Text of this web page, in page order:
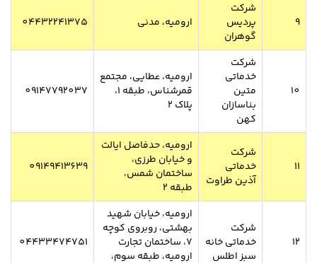
9
شرکت
پردیس
گوهران
ارومیه، مدنی 04432241375
10
شرکت
خدماتی
متین
بناسازان
کهن
ارومیه، عطایی، مجتمع
قمرشناس، طبقه ۱،
پلاک ۲
09147792037
11
شرکت
خدماتی
آذین طراوت
ارومیه، حدفاصل ایالت
و خیابان طرزی،
ساختمان شمس،
طبقه ۲
09149413639
12
شرکت
خدماتی خانه
سبز اطلس
ارومیه، خیابان شهید
بهشتی، روبروی کوچه
۷، ساختمان تجارت
ارومیه، طبقه سوم،
04433474751